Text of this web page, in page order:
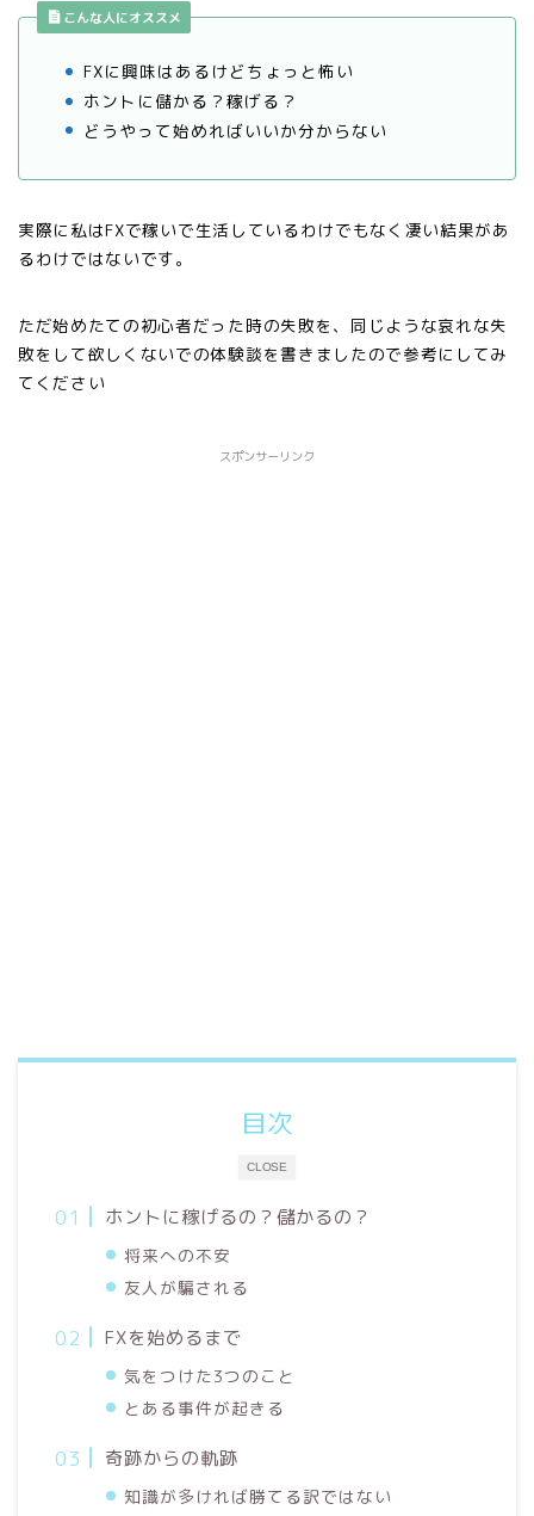
ります
か？
こんな人にオススメ
FXに興味はあるけどちょっと怖い
ホントに儲かる？稼げる？
どうやって始めればいいか分からない
実際に私はFXで稼いで生活しているわけでもなく凄い結果があ
るわけではないです。
ただ始めたての初心者だった時の失敗を、同じような哀れな失
敗をして欲しくないでの体験談を書きましたので参考にしてみ
てください
スポンサーリンク
CLOSE
目次
ホントに稼げるの？儲かるの？
将来への不安
友人が騙される
FXを始めるまで
気をつけた3つのこと
とある事件が起きる
奇跡からの軌跡
知識が多ければ勝てる訳ではない